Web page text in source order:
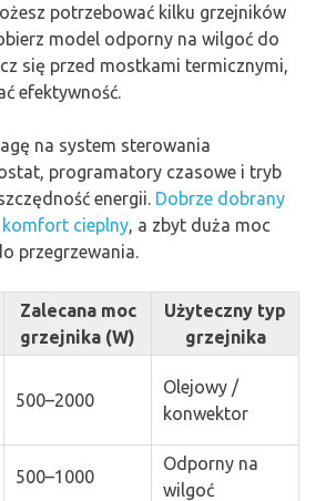
potrzebować kilku grzejników
model odporny na wilgoć do
się przed mostkami termicznymi,
efektywność.
na system sterowania
programatory czasowe i tryb
energii. Dobrze dobrany
komfort cieplny , a zbyt duża moc
przegrzewania.
Zalecana moc
grzejnika (W)
Użyteczny typ
grzejnika
500–2000
Olejowy /
konwektor
500–1000
Odporny na
wilgoć